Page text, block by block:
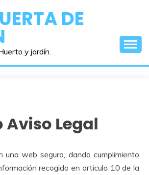
DE
y jardín.
Aviso Legal
una web segura, dando cumplimiento
recogido en artículo 10 de la